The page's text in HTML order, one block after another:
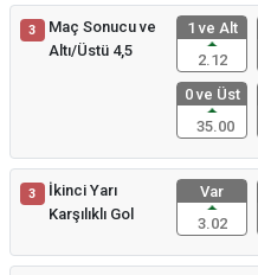
3
Maç Sonucu ve
Altı/Üstü 4,5
1 ve Alt
2.12
0 ve Üst
35.00
3
İkinci Yarı
Karşılıklı Gol
Var
3.02